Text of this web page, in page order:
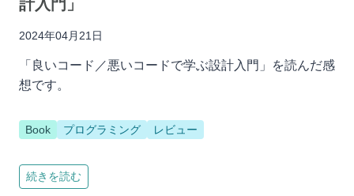
計入門」
2024年04月21日
「良いコード／悪いコードで学ぶ設計入門」を読んだ感
想です。
Book プログラミング レビュー
続きを読む